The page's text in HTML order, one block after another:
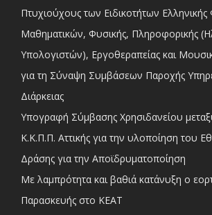
Πτυχιούχους των Ειδικοτήτων Ελληνικής
Μαθηματικών, Φυσικής, Πληροφορικής
Υπολογιστών), Εργοθεραπείας και
για τη Σύναψη Συμβάσεων Παροχής
Διάρκειας
Υπογραφή Σύμβασης Χρησιδανείου
Κ.Κ.Π.Π. Αττικής για την υλοποίηση του
Δράσης για την Αποϊδρυματοποίηση
Με λαμπρότητα και βαθιά κατάνυξη ο
Παρασκευής στο ΚΕΑΤ